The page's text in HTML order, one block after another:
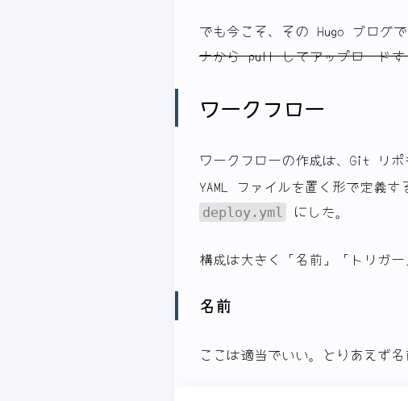
でも今こそ、その Hugo ブログ
ナから pull してアップロードす
ワークフロー
ワークフローの作成は、Git リ
YAML ファイルを置く形で定義
deploy.yml にした。
構成は大きく「名前」「トリガー
名前
ここは適当でいい。とりあえず名